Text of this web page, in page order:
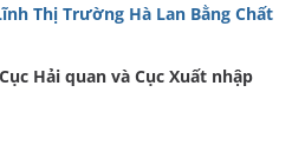
Thị Trường Hà Lan Bằng Chất
Hải quan và Cục Xuất nhập